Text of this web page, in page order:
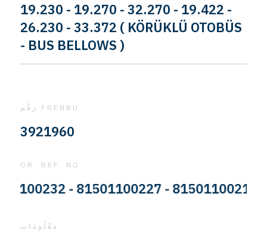
19.230 - 19.270 - 32.270 - 19.422 -
26.230 - 33.372 ( KÖRÜKLÜ OTOBÜS
- BUS BELLOWS )
رَقْم FRENBU
3921960
OR. REF. NO
- 81501100227 - 81501100214 -
مَعْلُومَات